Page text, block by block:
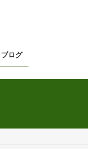
ブログ